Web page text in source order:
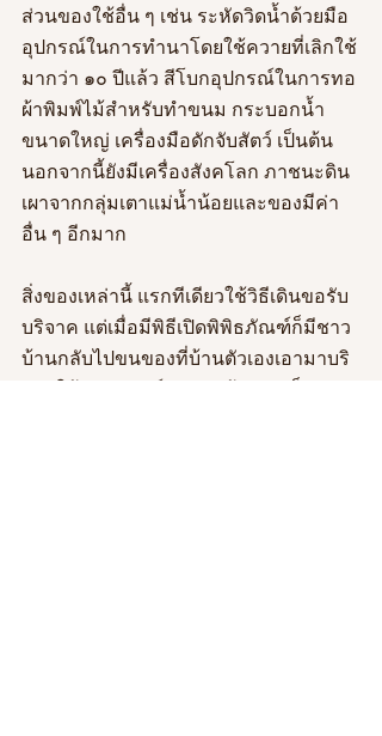
ส่วนของใช้อื่น ๆ เช่น ระหัดวิดน้ำด้วยมือ
อุปกรณ์ในการทำนาโดยใช้ควายที่เลิกใช้
มากว่า ๑๐ ปีแล้ว สีโบกอุปกรณ์ในการทอ
ผ้าพิมพ์ไม้สำหรับทำขนม กระบอกน้ำ
ขนาดใหญ่ เครื่องมือดักจับสัตว์ เป็นต้น
นอกจากนี้ยังมีเครื่องสังคโลก ภาชนะดิน
เผาจากกลุ่มเตาแม่น้ำน้อยและของมีค่า
อื่น ๆ อีกมาก
สิ่งของเหล่านี้ แรกทีเดียวใช้วิธีเดินขอรับ
บริจาค แต่เมื่อมีพิธีเปิดพิพิธภัณฑ์ก็มีชาว
บ้านกลับไปขนของที่บ้านตัวเองเอามาบริ
จาคให้พิพิธภัณฑ์ของหมู่บ้านกันเป็นการ